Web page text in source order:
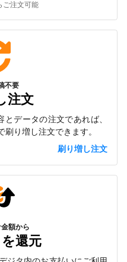
ご注文可能
不要
注文
データの注文であれば、
り増し注文できます。
刷り増し注文
額から
還元